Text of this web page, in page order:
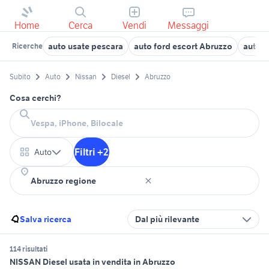
Home Cerca Vendi Messaggi
Ricerche auto usate pescara auto ford escort Abruzzo auto
Subito Auto Nissan Diesel Abruzzo
Cosa cerchi?
Auto Filtri +2
Salva ricerca Dal più rilevante
114 risultati
NISSAN Diesel usata in vendita in Abruzzo